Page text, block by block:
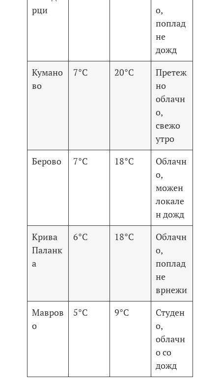
рци
о,
поплад
не
дожд
Кумано
во
7°C 20°C
Претеж
но
облачн
о,
свежо
утро
Берово
7°C 18°C
Облачн
о,
можен
локале
н дожд
Крива
Паланк
а
6°C 18°C
Облачн
о,
поплад
не
врнежи
Мавров
о
5°C 9°C
Студен
о,
облачн
о со
дожд